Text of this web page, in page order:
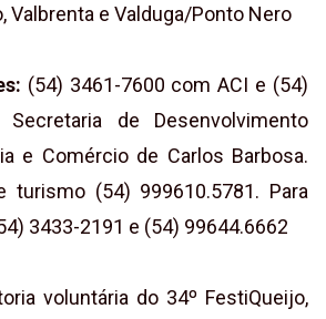
Valbrenta e Valduga/Ponto Nero
(54) 3461-7600 com ACI e (54)
de Desenvolvimento
e Comércio de Carlos Barbosa.
turismo (54) 999610.5781. Para
3433-2191 e (54) 99644.6662
voluntária do 34º FestiQueijo,